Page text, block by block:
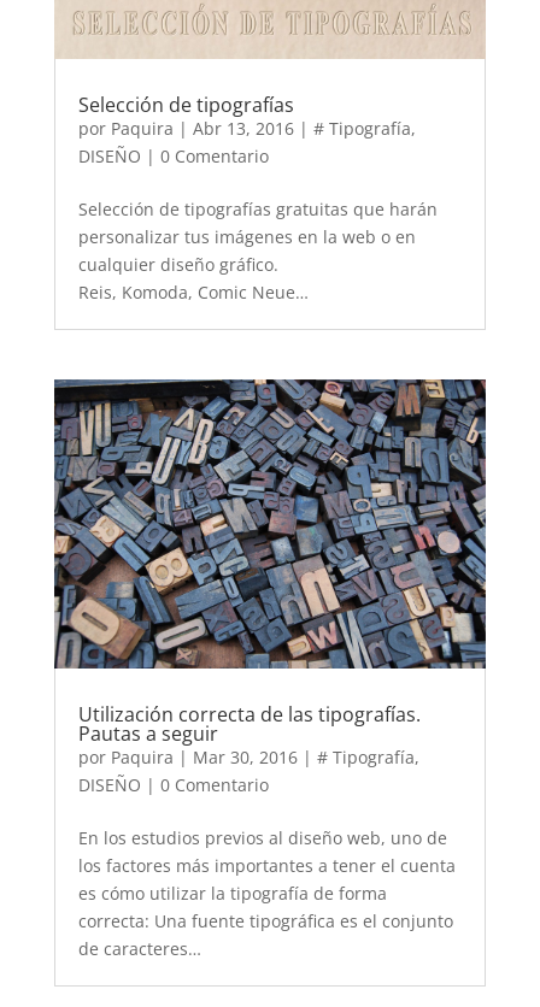
Selección de tipografías
por Paquira | Abr 13, 2016| # Tipografía,
DISEÑO | 0 Comentario
Selección de tipografías gratuitas que harán
personalizar tus imágenes en la web o en
cualquier diseño gráfico.
Reis, Komoda, Comic Neue…
Utilización correcta de las tipografías.
Pautas a seguir
por Paquira | Mar 30, 2016| # Tipografía,
DISEÑO | 0 Comentario
En los estudios previos al diseño web, uno de
los factores más importantes a tener el cuenta
es cómo utilizar la tipografía de forma
correcta: Una fuente tipográfica es el conjunto
de caracteres…